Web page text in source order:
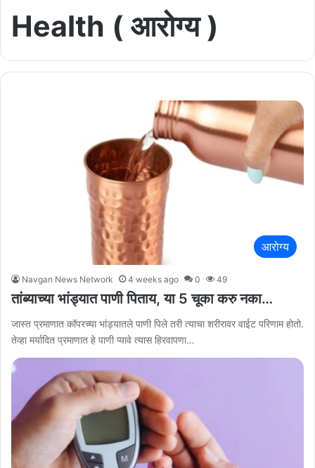
Health ( आरोग्य )
आरोग्य
Navgan News Network 4 weeks ago 0 49
तांब्याच्या भांड्यात पाणी पिताय, या 5 चूका करु नका…
जास्त प्रमाणात कॉपरच्या भांड्यातले पाणी पिले तरी त्याचा शरीरावर वाईट परिणाम होतो.
तेव्हा मर्यादित प्रमाणात हे पाणी प्यावे त्यास हिरवापणा…